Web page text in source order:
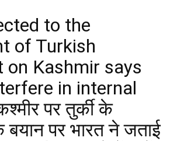
to the
of Turkish
on Kashmir says
in internal
पर तुर्की के
बयान पर भारत ने जताई